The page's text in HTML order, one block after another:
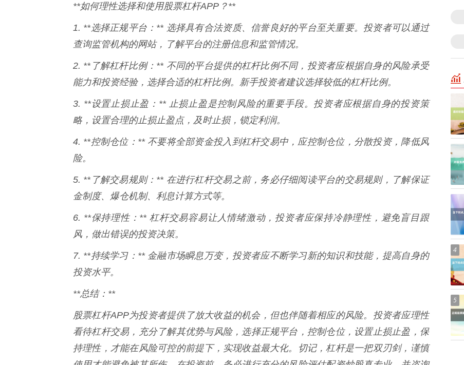
**如何理性选择和使用股票杠杆APP？**
1. **选择正规平台：** 选择具有合法资质、信誉良好的平台至关重要。投资者可以通过
查询监管机构的网站，了解平台的注册信息和监管情况。
2. **了解杠杆比例：** 不同的平台提供的杠杆比例不同，投资者应根据自身的风险承受
能力和投资经验，选择合适的杠杆比例。新手投资者建议选择较低的杠杆比例。
3. **设置止损止盈：** 止损止盈是控制风险的重要手段。投资者应根据自身的投资策
略，设置合理的止损止盈点，及时止损，锁定利润。
4. **控制仓位：** 不要将全部资金投入到杠杆交易中，应控制仓位，分散投资，降低风
险。
5. **了解交易规则：** 在进行杠杆交易之前，务必仔细阅读平台的交易规则，了解保证
金制度、爆仓机制、利息计算方式等。
6. **保持理性：** 杠杆交易容易让人情绪激动，投资者应保持冷静理性，避免盲目跟
风，做出错误的投资决策。
7. **持续学习：** 金融市场瞬息万变，投资者应不断学习新的知识和技能，提高自身的
投资水平。
**总结：**
股票杠杆APP为投资者提供了放大收益的机会，但也伴随着相应的风险。投资者应理性
看待杠杆交易，充分了解其优势与风险，选择正规平台，控制仓位，设置止损止盈，保
持理性，才能在风险可控的前提下，实现收益最大化。切记，杠杆是一把双刃剑，谨慎
4
5